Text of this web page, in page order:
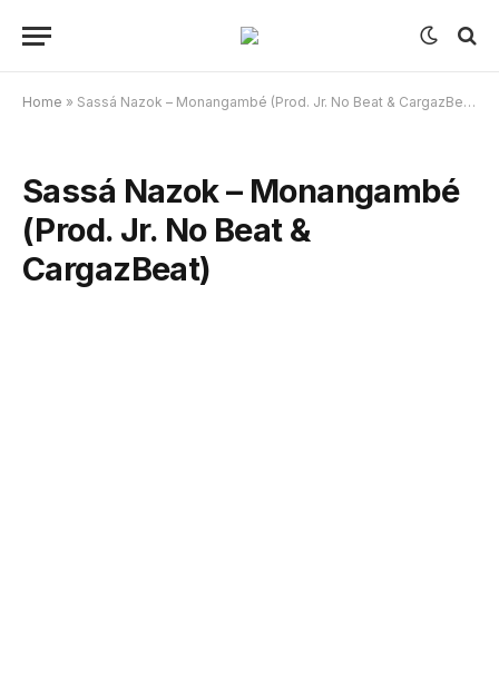
Home » Sassá Nazok – Monangambé (Prod. Jr. No Beat & CargazBeat)
Sassá Nazok – Monangambé
(Prod. Jr. No Beat &
CargazBeat)